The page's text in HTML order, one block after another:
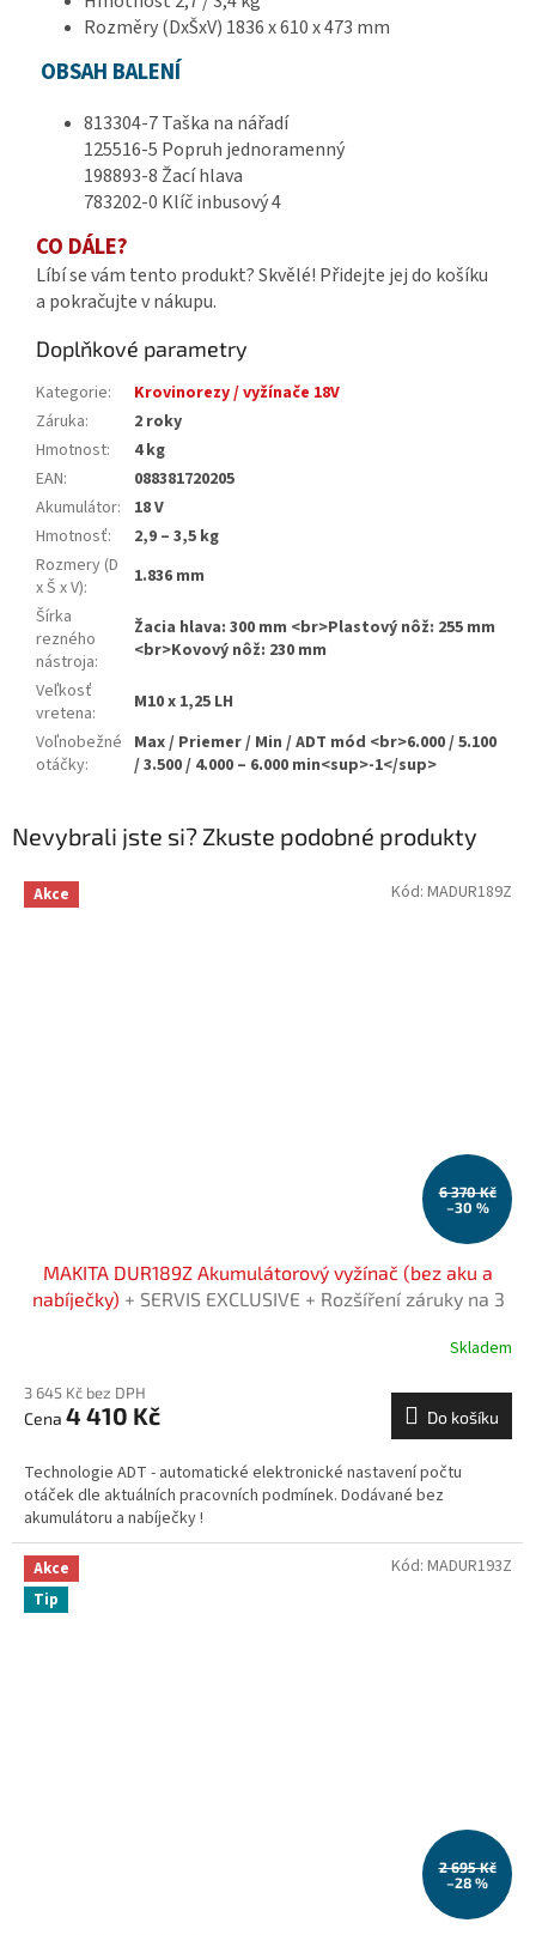
Rozměry (DxŠxV) 1836 x 610 x 473 mm
OBSAH BALENÍ
813304-7 Taška na nářadí
125516-5 Popruh jednoramenný
198893-8 Žací hlava
783202-0 Klíč inbusový 4
CO DÁLE?
Líbí se vám tento produkt? Skvělé! Přidejte jej do košíku
a pokračujte v nákupu.
Doplňkové parametry
Kategorie:
Krovinorezy / vyžínače 18V
Záruka:
2 roky
Hmotnost:
4 kg
EAN:
088381720205
Akumulátor:
18 V
Hmotnosť:
2,9 – 3,5 kg
Rozmery (D
x Š x V):
1.836 mm
Šírka
rezného
nástroja:
Žacia hlava: 300 mm <br>Plastový nôž: 255 mm
<br>Kovový nôž: 230 mm
Veľkosť
vretena:
M10 x 1,25 LH
Voľnobežné
otáčky:
Max / Priemer / Min / ADT mód <br>6.000 / 5.100
/ 3.500 / 4.000 – 6.000 min<sup>-1</sup>
Nevybrali jste si? Zkuste podobné produkty
Akce
6 370 Kč
–30 %
MAKITA DUR189Z Akumulátorový vyžínač (bez aku a
nabíječky) + SERVIS EXCLUSIVE + Rozšíření záruky na 3
Skladem
3 645 Kč bez DPH
4 410 Kč Do košíku
Technologie ADT - automatické elektronické nastavení počtu
otáček dle aktuálních pracovních podmínek. Dodávané bez
akumulátoru a nabíječky !
Kód: MADUR189Z
Akce
Tip
2 695 Kč
–28 %
Kód: MADUR193Z